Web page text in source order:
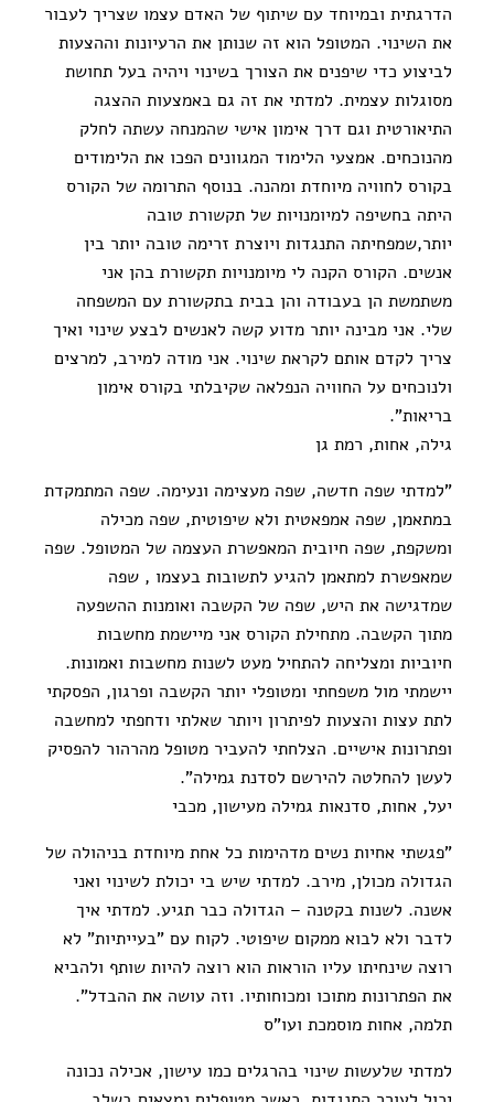
הדרגתית ובמיוחד עם שיתוף של האדם עצמו שצריך לעבור
את השינוי. המטופל הוא זה שנותן את הרעיונות וההצעות
לביצוע כדי שיפנים את הצורך בשינוי ויהיה בעל תחושת
מסוגלות עצמית. למדתי את זה גם באמצעות ההצגה
התיאורטית וגם דרך אימון אישי שהמנחה עשתה לחלק
מהנוכחים. אמצעי הלימוד המגוונים הפכו את הלימודים
בקורס לחוויה מיוחדת ומהנה. בנוסף התרומה של הקורס
היתה בחשיפה למיומנויות של תקשורת טובה
יותר,שמפחיתה התנגדות ויוצרת זרימה טובה יותר בין
אנשים. הקורס הקנה לי מיומנויות תקשורת בהן אני
משתמשת הן בעבודה והן בבית בתקשורת עם המשפחה
שלי. אני מבינה יותר מדוע קשה לאנשים לבצע שינוי ואיך
צריך לקדם אותם לקראת שינוי. אני מודה למירב, למרצים
ולנוכחים על החוויה הנפלאה שקיבלתי בקורס אימון
בריאות".
גילה, אחות, רמת גן
"למדתי שפה חדשה, שפה מעצימה ונעימה. שפה המתמקדת
במתאמן, שפה אמפאטית ולא שיפוטית, שפה מכילה
ומשקפת, שפה חיובית המאפשרת העצמה של המטופל. שפה
שמאפשרת למתאמן להגיע לתשובות בעצמו , שפה
שמדגישה את היש, שפה של הקשבה ואומנות ההשפעה
מתוך הקשבה. מתחילת הקורס אני מיישמת מחשבות
חיוביות ומצליחה להתחיל מעט לשנות מחשבות ואמונות.
יישמתי מול משפחתי ומטופלי יותר הקשבה ופרגון, הפסקתי
לתת עצות והצעות לפיתרון ויותר שאלתי ודחפתי למחשבה
ופתרונות אישיים. הצלחתי להעביר מטופל מהרהור להפסיק
לעשן להחלטה להירשם לסדנת גמילה".
יעל, אחות, סדנאות גמילה מעישון, מכבי
"פגשתי אחיות נשים מדהימות כל אחת מיוחדת בניהולה של
הגדולה מכולן, מירב. למדתי שיש בי יכולת לשינוי ואני
אשנה. לשנות בקטנה – הגדולה כבר תגיע. למדתי איך
לדבר ולא לבוא ממקום שיפוטי. לקוח עם "בעייתיות" לא
רוצה שינחיתו עליו הוראות הוא רוצה להיות שותף ולהביא
את הפתרונות מתוכו ומכוחותיו. וזה עושה את ההבדל".
תלמה, אחות מוסמכת ועו"ס
למדתי שלעשות שינוי בהרגלים כמו עישון, אכילה נכונה